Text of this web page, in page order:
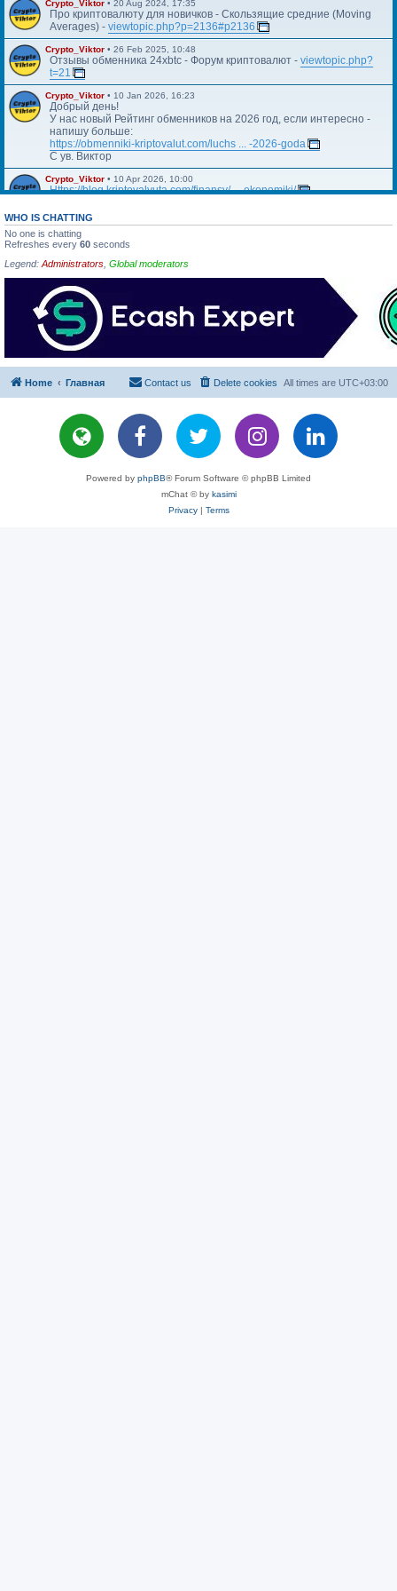
Crypto_Viktor • 20 Aug 2024, 17:35
Про криптовалюту для новичков - Скользящие средние (Moving
Averages) - viewtopic.php?p=2136#p2136
Crypto_Viktor • 26 Feb 2025, 10:48
Отзывы обменника 24xbtc - Форум криптовалют - viewtopic.php?
t=21
Crypto_Viktor • 10 Jan 2026, 16:23
Добрый день!
У нас новый Рейтинг обменников на 2026 год, если интересно -
напишу больше:
https://obmenniki-kriptovalut.com/luchs ... -2026-goda
С ув. Виктор
Crypto_Viktor • 10 Apr 2026, 10:00
Https://blog.kriptovalyuta.com/finansy/ ... ekonomiki/
WHO IS CHATTING
No one is chatting
Refreshes every 60 seconds
Legend: Administrators Global moderators
Home Главная All times are UTC+03:00
Delete cookies
Contact us
Powered by phpBB® Forum Software © phpBB Limited
mChat © by kasimi
Privacy| Terms